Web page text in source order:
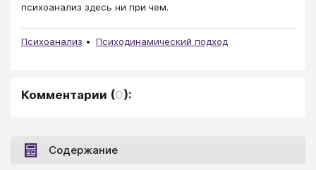
психоанализ здесь ни при чем.
Психоанализ Психодинамический подход
Комментарии (0):
Содержание